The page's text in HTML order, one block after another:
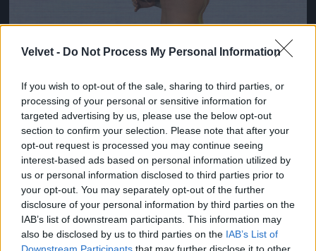
Velvet - Do Not Process My Personal Information
If you wish to opt-out of the sale, sharing to third parties, or
processing of your personal or sensitive information for
targeted advertising by us, please use the below opt-out
section to confirm your selection. Please note that after your
opt-out request is processed you may continue seeing
interest-based ads based on personal information utilized by
us or personal information disclosed to third parties prior to
your opt-out. You may separately opt-out of the further
disclosure of your personal information by third parties on the
IAB’s list of downstream participants. This information may
also be disclosed by us to third parties on the IAB’s List of
Downstream Participants that may further disclose it to other